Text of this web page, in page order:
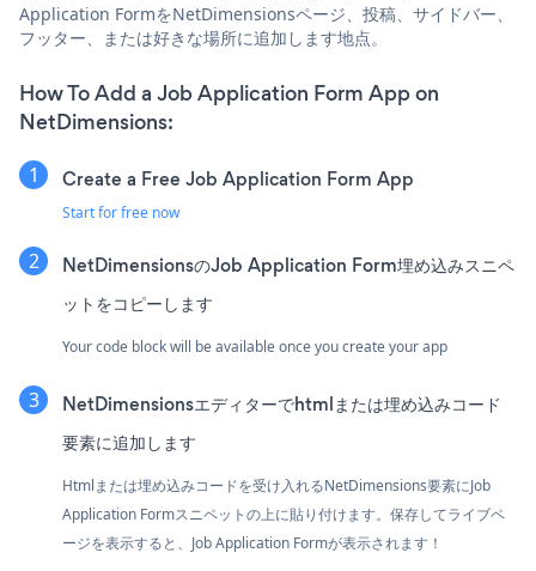
Application FormをNetDimensionsページ、投稿、サイドバー、
フッター、または好きな場所に追加します地点。
How To Add a Job Application Form App on
NetDimensions:
Create a Free Job Application Form App
Start for free now
NetDimensionsのJob Application Form埋め込みスニペ
ットをコピーします
Your code block will be available once you create your app
NetDimensionsエディターでhtmlまたは埋め込みコード
要素に追加します
Htmlまたは埋め込みコードを受け入れるNetDimensions要素にJob
Application Formスニペットの上に貼り付けます。保存してライブペ
ージを表示すると、Job Application Formが表示されます！